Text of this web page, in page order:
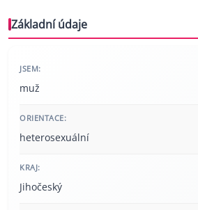
Základní údaje
JSEM:
muž
ORIENTACE:
heterosexuální
KRAJ:
Jihočeský